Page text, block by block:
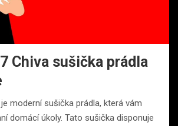
Chiva sušička prádla
moderní sušička prádla, která vám
domácí úkoly. Tato sušička disponuje